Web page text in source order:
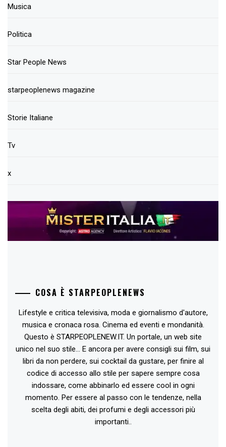
Musica
Politica
Star People News
starpeoplenews magazine
Storie Italiane
Tv
x
COSA È STARPEOPLENEWS
Lifestyle e critica televisiva, moda e giornalismo d'autore,
musica e cronaca rosa. Cinema ed eventi e mondanità.
Questo è STARPEOPLENEW.IT. Un portale, un web site
unico nel suo stile... E ancora per avere consigli sui film, sui
libri da non perdere, sui cocktail da gustare, per finire al
codice di accesso allo stile per sapere sempre cosa
indossare, come abbinarlo ed essere cool in ogni
momento. Per essere al passo con le tendenze, nella
scelta degli abiti, dei profumi e degli accessori più
importanti..